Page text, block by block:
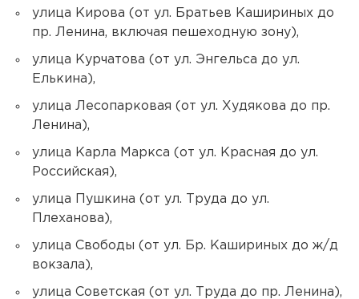
улица Кирова (от ул. Братьев Кашириных до
пр. Ленина, включая пешеходную зону),
улица Курчатова (от ул. Энгельса до ул.
Елькина),
улица Лесопарковая (от ул. Худякова до пр.
Ленина),
улица Карла Маркса (от ул. Красная до ул.
Российская),
улица Пушкина (от ул. Труда до ул.
Плеханова),
улица Свободы (от ул. Бр. Кашириных до ж/д
вокзала),
улица Советская (от ул. Труда до пр. Ленина),